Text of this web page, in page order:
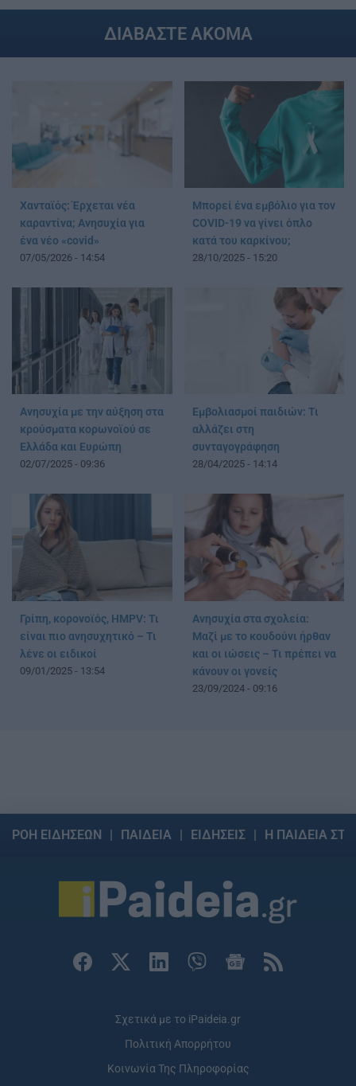
ΔΙΑΒΑΣΤΕ ΑΚΟΜΑ
Χανταϊός: Έρχεται νέα
καραντίνα; Aνησυχία για
ένα νέο «covid»
07/05/2026 - 14:54
Μπορεί ένα εμβόλιο για τον
COVID-19 να γίνει όπλο
κατά του καρκίνου;
28/10/2025 - 15:20
Ανησυχία με την αύξηση στα
κρούσματα κορωνοϊού σε
Ελλάδα και Ευρώπη
02/07/2025 - 09:36
Εμβολιασμοί παιδιών: Τι
αλλάζει στη
συνταγογράφηση
28/04/2025 - 14:14
Γρίπη, κορονοϊός, HMPV: Τι
είναι πιο ανησυχητικό – Τι
λένε οι ειδικοί
09/01/2025 - 13:54
Ανησυχία στα σχολεία:
Μαζί με το κουδούνι ήρθαν
και οι ιώσεις – Τι πρέπει να
κάνουν οι γονείς
23/09/2024 - 09:16
ΡΟΗ ΕΙΔΗΣΕΩΝ ΠΑΙΔΕΙΑ ΕΙΔΗΣΕΙΣ Η ΠΑΙΔΕΙΑ
Σχετικά με το iPaideia.gr
Πολιτική Απορρήτου
Κοινωνία Της Πληροφορίας